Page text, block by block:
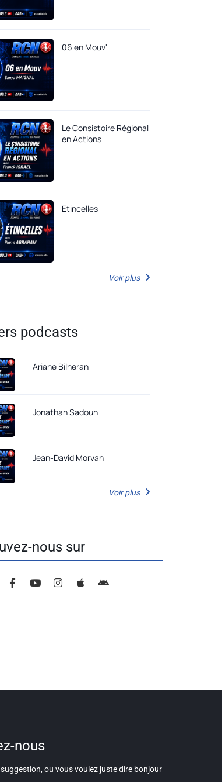
06 en Mouv'
Le Consistoire Régional
en Actions
Etincelles
Voir plus
podcasts
Ariane Bilheran
Jonathan Sadoun
Jean-David Morvan
Voir plus
nous sur
nous
ou vous voulez juste dire bonjour